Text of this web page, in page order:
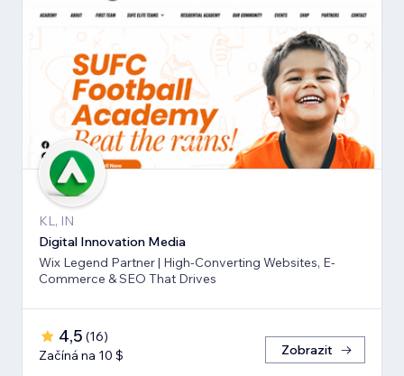
KL, IN
Digital Innovation Media
Wix Legend Partner | High-Converting Websites, E-
Commerce & SEO That Drives
4,5 (16)
Začíná na 10 $
Zobrazit